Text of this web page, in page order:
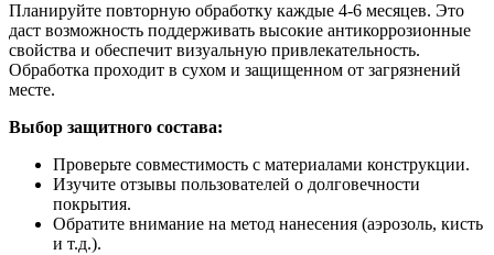
Планируйте повторную обработку каждые 4-6 месяцев. Это
даст возможность поддерживать высокие антикоррозионные
свойства и обеспечит визуальную привлекательность.
Обработка проходит в сухом и защищенном от загрязнений
месте.
Выбор защитного состава:
Проверьте совместимость с материалами конструкции.
Изучите отзывы пользователей о долговечности
покрытия.
Обратите внимание на метод нанесения (аэрозоль, кисть
и т.д.).